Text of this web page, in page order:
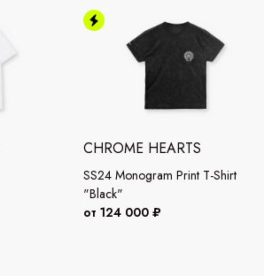
CHROME HEARTS
SS24 Monogram Print T-Shirt
"Black"
от 124 000 ₽